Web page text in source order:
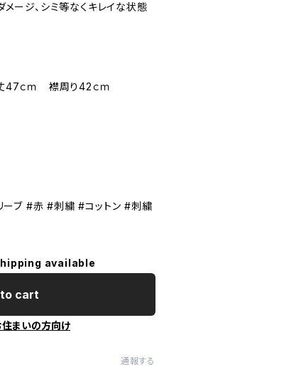
メージ、シミ等なくキレイな状態
ｃｍ 襟周り42ｃｍ
ーブ #赤 #刺繍 #コットン #刺繍
available
cart
まいの方向け
通報する